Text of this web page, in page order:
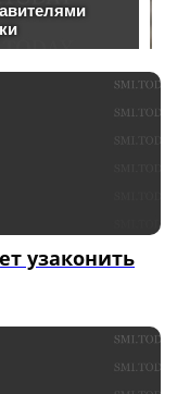
узаконить